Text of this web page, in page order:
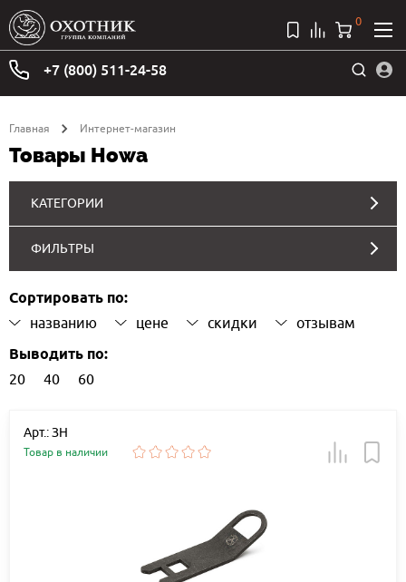
+7 (800) 511-24-58
0
Главная Интернет-магазин
Товары Howa
КАТЕГОРИИ
ФИЛЬТРЫ
Сортировать по:
названию цене скидки отзывам
Выводить по:
20 40 60
Арт.: ЗН
Товар в наличии